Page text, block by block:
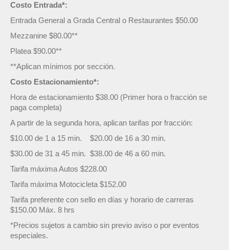
Costo Entrada*:
Entrada General a Grada Central o Restaurantes $50.00
Mezzanine $80.00**
Platea $90.00**
**Aplican mínimos por sección.
Costo Estacionamiento*:
Hora de estacionamiento $38.00 (Primer hora o fracción se
paga completa)
A partir de la segunda hora, aplican tarifas por fracción:
$10.00 de 1 a 15 min. $20.00 de 16 a 30 min.
$30.00 de 31 a 45 min. $38.00 de 46 a 60 min.
Tarifa máxima Autos $228.00
Tarifa máxima Motocicleta $152.00
Tarifa preferente con sello en días y horario de carreras
$150.00 Máx. 8 hrs
*Precios sujetos a cambio sin previo aviso o por eventos
especiales.